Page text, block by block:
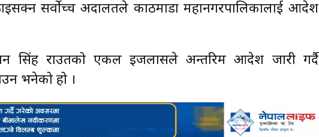
सर्वोच्च अदालतले काठमाडौँ महानगरपालिकालाई आदेश
सिंह राउतको एकल इजलासले अन्तरिम आदेश जारी गर्दै
भनेको हो ।